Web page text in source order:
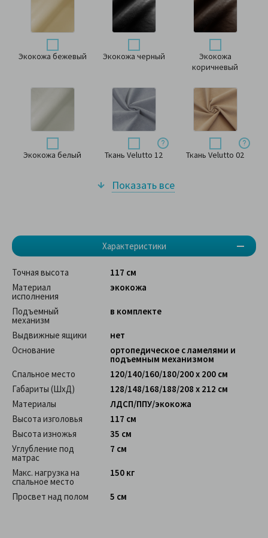
Экокожа бежевый Экокожа черный
Экокожа
коричневый
Экокожа белый Ткань Velutto 12 Ткань Velutto 02
Показать все
Характеристики
Точная высота
117 см
Материал
исполнения
экокожа
Подъемный
механизм
в комплекте
Выдвижные ящики
нет
Основание
ортопедическое с ламелями и
подъемным механизмом
Спальное место
120/140/160/180/200 x 200 см
Габариты (ШхД)
128/148/168/188/208 х 212 см
Материалы
ЛДСП/ППУ/экокожа
Высота изголовья
117 см
Высота изножья
35 см
Углубление под
матрас
7 см
Макс. нагрузка на
спальное место
150 кг
Просвет над полом 5 см